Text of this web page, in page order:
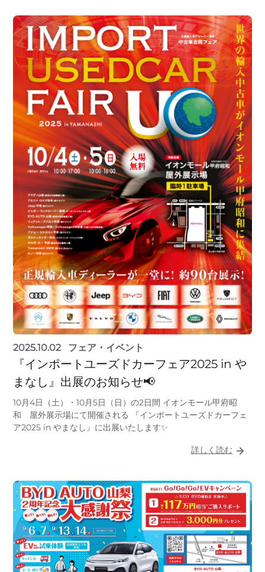
2025.10.02 フェア・イベント
『インポートユーズドカーフェア2025 in や
まなし』出展のお知らせ📢
10月4日（土）・10月5日（日）の2日間 イオンモール甲府昭
和 屋外展示場にて開催される 『インポートユーズドカーフェ
ア2025 in やまなし』に出展いたします✨
詳しく読む